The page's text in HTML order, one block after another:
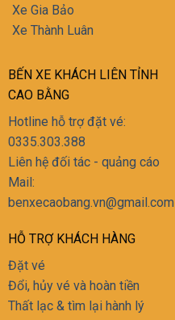
Xe Gia Bảo
Xe Thành Luân
BẾN XE KHÁCH LIÊN TỈNH
CAO BẰNG
Hotline hỗ trợ đặt vé:
0335.303.388
Liên hệ đối tác - quảng cáo
Mail:
‭benxecaobang.vn@gmail.com
HỖ TRỢ KHÁCH HÀNG
Đặt vé
Đổi, hủy vé và hoàn tiền
Thất lạc & tìm lại hành lý